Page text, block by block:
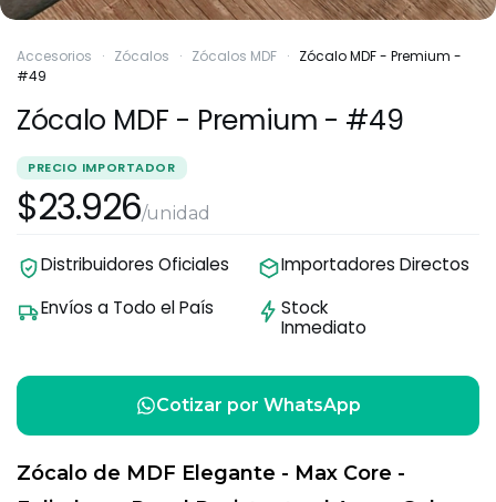
Accesorios · Zócalos · Zócalos MDF · Zócalo MDF - Premium -
#49
Zócalo MDF - Premium - #49
PRECIO IMPORTADOR
$23.926/unidad
Distribuidores Oficiales
Importadores Directos
Envíos a Todo el País
Stock
Inmediato
Cotizar por WhatsApp
Zócalo de MDF Elegante - Max Core -